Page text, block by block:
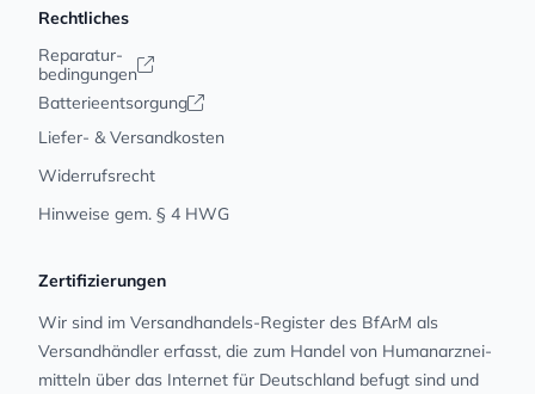
Rechtliches
Reparatur-
bedingungen
Batterieentsorgung
Liefer- & Versandkosten
Widerrufsrecht
Hinweise gem. § 4 HWG
Zertifizierungen
Wir sind im Versandhandels-Register des BfArM als
Versandhändler erfasst, die zum Handel von Human­arz­nei­
mit­teln über das Internet für Deutschland befugt sind und